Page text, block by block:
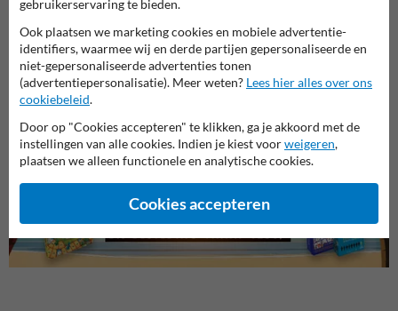
Veiligheidsborden magazijn
en werkplaats
Veiligheidsborden voor
Veiligheidsborden
gebruikerservaring te bieden.
Ook plaatsen we marketing cookies en mobiele advertentie-
identifiers, waarmee wij en derde partijen gepersonaliseerde en
niet-gepersonaliseerde advertenties tonen
(advertentiepersonalisatie). Meer weten? Lees hier alles over ons
cookiebeleid.
Door op "Cookies accepteren" te klikken, ga je akkoord met de
instellingen van alle cookies. Indien je kiest voorweigeren,
plaatsen we alleen functionele en analytische cookies.
Cookies accepteren